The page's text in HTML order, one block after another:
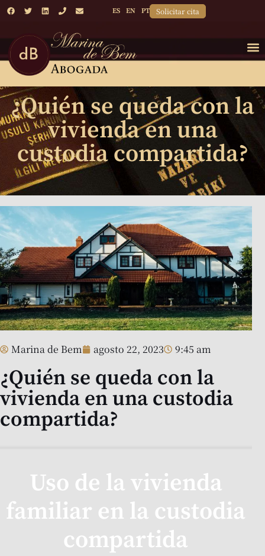
ES EN PT Solicitar cita
¿Quién se queda con la
vivienda en una
custodia compartida?
Marina de Bem agosto 22, 2023 9:45 am
¿Quién se queda con la
vivienda en una custodia
compartida?
Uso de la vivienda
familiar en la custodia
compartida